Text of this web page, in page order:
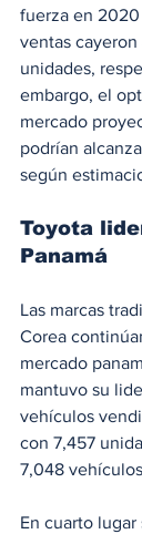
fuerza en 2020
ventas cayeron
unidades,
embargo, el
mercado
podrían
según
Toyota
Panamá
Las marcas
Corea
mercado
mantuvo su
vehículos
con 7,457
7,048
En cuarto